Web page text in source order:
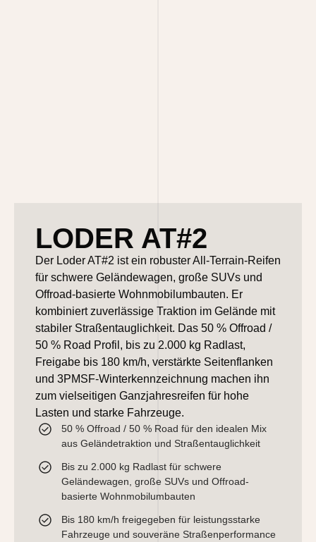
LODER AT#2
Der Loder AT#2 ist ein robuster All-Terrain-Reifen
für schwere Geländewagen, große SUVs und
Offroad-basierte Wohnmobilumbauten. Er
kombiniert zuverlässige Traktion im Gelände mit
stabiler Straßentauglichkeit. Das 50 % Offroad /
50 % Road Profil, bis zu 2.000 kg Radlast,
Freigabe bis 180 km/h, verstärkte Seitenflanken
und 3PMSF-Winterkennzeichnung machen ihn
zum vielseitigen Ganzjahresreifen für hohe
Lasten und starke Fahrzeuge.
50 % Offroad / 50 % Road für den idealen Mix
aus Geländetraktion und Straßentauglichkeit
Bis zu 2.000 kg Radlast für schwere
Geländewagen, große SUVs und Offroad-
basierte Wohnmobilumbauten
Bis 180 km/h freigegeben für leistungsstarke
Fahrzeuge und souveräne Straßenperformance